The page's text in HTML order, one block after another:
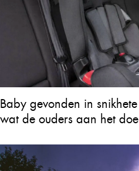
Baby gevonden in
wat de ouders aan het